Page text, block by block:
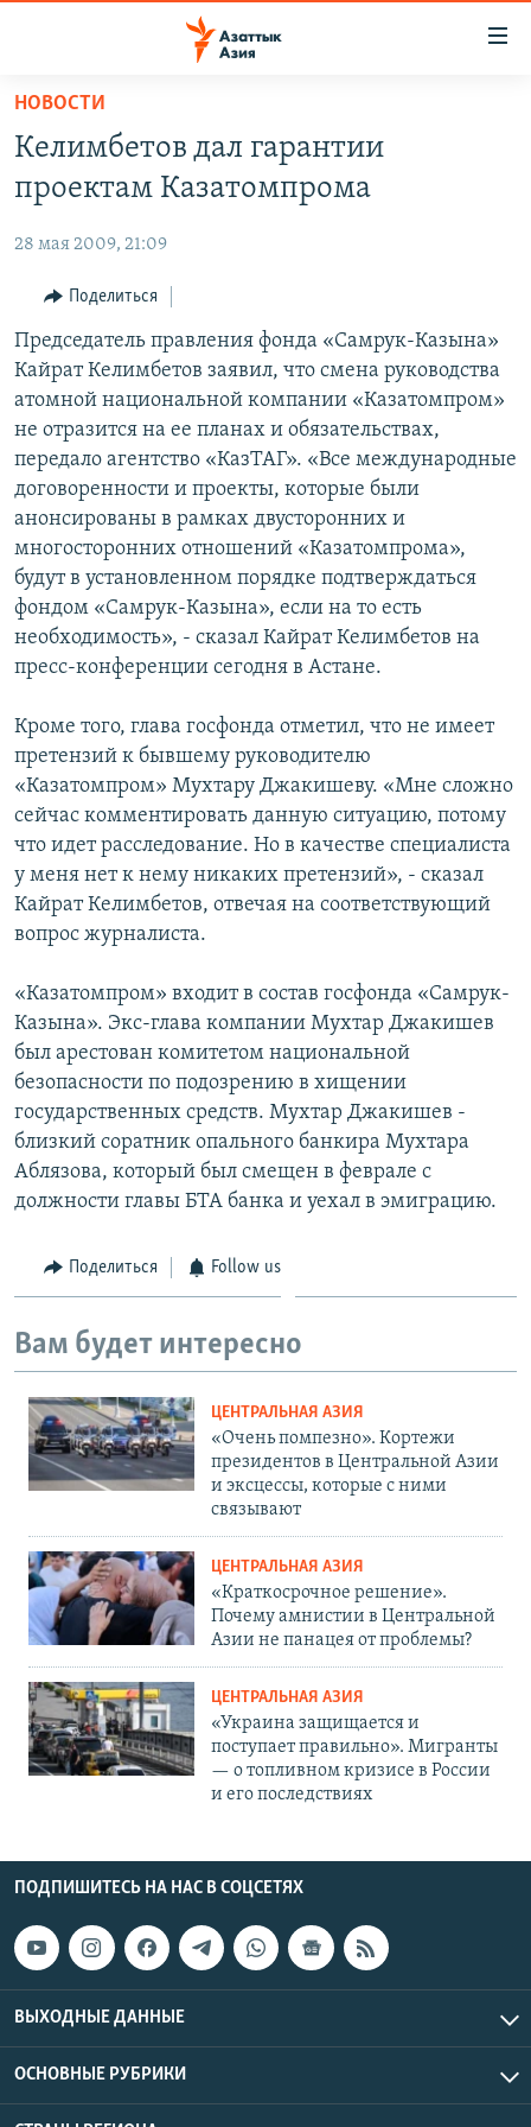
Вернуться
основному
содержанию
Вернутся
навигации
Вернутся
поиску
ЦЕНТРАЛЬНАЯ АЗИЯ
УЗБЕКИСТАН
ТАДЖИКИСТАН
ВОЙНА В УКРАИНЕ
НА ДРУГИХ ЯЗЫКАХ
ҚАЗАҚША
КЫРГЫЗЧА
ЎЗБЕКЧА
ТОҶИКӢ
TÜRKMENÇE
Все сайты РСЕ/РС
НОВОСТИ
Келимбетов дал гарантии
проектам Казатомпрома
28 мая 2009, 21:09
Поделиться
Председатель правления фонда «Самрук-Казына»
Кайрат Келимбетов заявил, что смена руководства
атомной национальной компании «Казатомпром»
не отразится на ее планах и обязательствах,
передало агентство «КазТАГ». «Все международные
договоренности и проекты, которые были
анонсированы в рамках двусторонних и
многосторонних отношений «Казатомпрома»,
будут в установленном порядке подтверждаться
фондом «Самрук-Казына», если на то есть
необходимость», - сказал Кайрат Келимбетов на
пресс-конференции сегодня в Астане.
Кроме того, глава госфонда отметил, что не имеет
претензий к бывшему руководителю
«Казатомпром» Мухтару Джакишеву. «Мне сложно
сейчас комментировать данную ситуацию, потому
что идет расследование. Но в качестве специалиста
у меня нет к нему никаких претензий», - сказал
Кайрат Келимбетов, отвечая на соответствующий
вопрос журналиста.
«Казатомпром» входит в состав госфонда «Самрук-
Казына». Экс-глава компании Мухтар Джакишев
был арестован комитетом национальной
безопасности по подозрению в хищении
государственных средств. Мухтар Джакишев -
близкий соратник опального банкира Мухтара
Аблязова, который был смещен в феврале с
должности главы БТА банка и уехал в эмиграцию.
Поделиться Follow us
Вам будет интересно
ЦЕНТРАЛЬНАЯ АЗИЯ
«Очень помпезно». Кортежи
президентов в Центральной Азии
и эксцессы, которые с ними
связывают
ЦЕНТРАЛЬНАЯ АЗИЯ
«Краткосрочное решение».
Почему амнистии в Центральной
Азии не панацея от проблемы?
ЦЕНТРАЛЬНАЯ АЗИЯ
«Украина защищается и
поступает правильно». Мигранты
— о топливном кризисе в России
и его последствиях
ПОДПИШИТЕСЬ НА НАС В СОЦСЕТЯХ
ВЫХОДНЫЕ ДАННЫЕ
ОСНОВНЫЕ РУБРИКИ